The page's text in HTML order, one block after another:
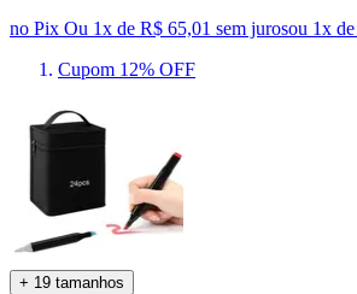
no Pix Ou 1x de R$ 65,01 sem jurosou 1x de
Cupom 12% OFF
+ 19 tamanhos